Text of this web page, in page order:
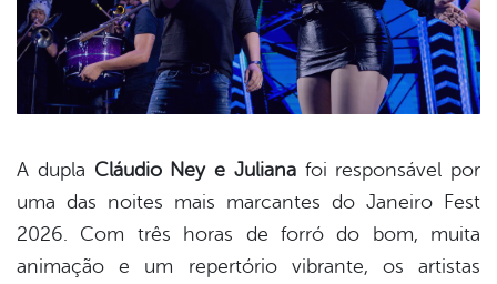
A dupla Cláudio Ney e Julianafoi responsável por
uma das noites mais marcantes do Janeiro Fest
2026. Com três horas de forró do bom, muita
animação e um repertório vibrante, os artistas